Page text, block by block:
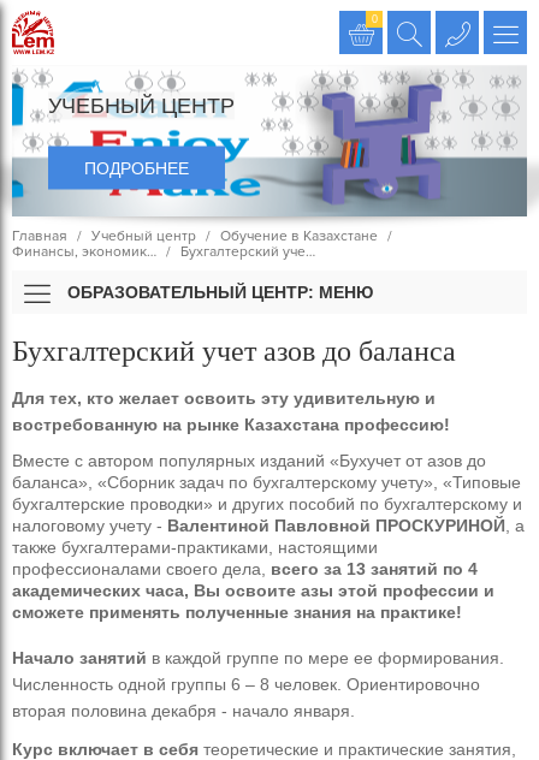
0
УЧЕБНЫЙ ЦЕНТР
ПОДРОБНЕЕ
Главная Учебный центр
Обучение в Казахстане
Финансы, экономик…
Бухгалтерский уче…
ОБРАЗОВАТЕЛЬНЫЙ ЦЕНТР: МЕНЮ
Бухгалтерский учет азов до баланса
Для тех, кто желает освоить эту удивительную и
востребованную на рынке Казахстана профессию!
Вместе с автором популярных изданий «Бухучет от азов до
баланса», «Сборник задач по бухгалтерскому учету», «Типовые
бухгалтерские проводки» и других пособий по бухгалтерскому и
налоговому учету - Валентиной Павловной ПРОСКУРИНОЙ , а
также бухгалтерами-практиками, настоящими
профессионалами своего дела,
всего за 13 занятий по 4
академических часа, Вы освоите азы этой профессии и
сможете применять полученные знания на практике!
Начало занятий в каждой группе по мере ее формирования.
Численность одной группы 6 – 8 человек. Ориентировочно
вторая половина декабря - начало января.
Курс включает в себя теоретические и практические занятия,